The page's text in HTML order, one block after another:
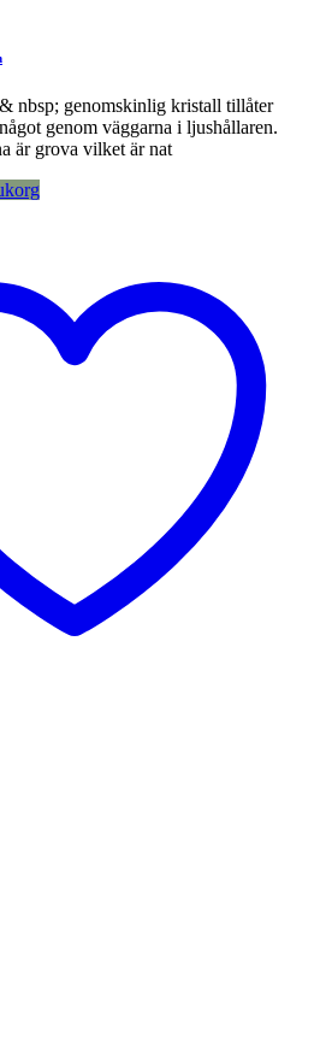
nbsp; genomskinlig kristall tillåter
genom väggarna i ljushållaren.
är grova vilket är nat